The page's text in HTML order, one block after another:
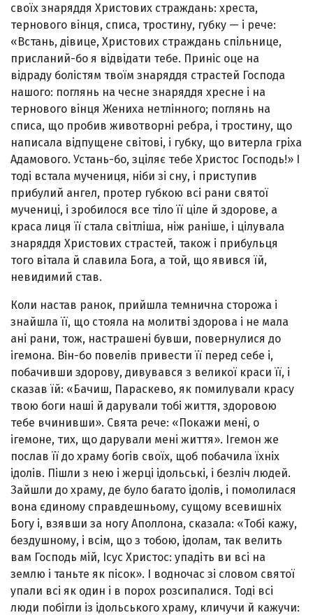
своїх знаряддя Христових страж­дань: хреста,
тернового вінця, списа, тростину, губку — і рече:
«Встань, дівице, Христових страждань спільнице,
присланий-бо я відвідати тебе. Приніс оце на
відраду болістям твоїм знаряддя страстей Господа
нашого: по­глянь на чесне знаряддя хресне і на
тернового вінця Жениха нетлінного; поглянь на
списа, що пробив живо­творні ребра, і тростину, що
написала відпущене світові, і губку, що витерла гріха
Адамового. Устань-бо, зціляє тебе Христос Господь!» І
тоді встала мучениця, ніби зі сну, і приступив
прибулий ангел, протер губкою всі ра­ни святої
мучениці, і зробилося все тіло її ціле й здорове, а
краса лиця її стала світліша, ніж раніше, і цілувала
зна­ряддя Христових страстей, також і прибульця
того вітала й славила Бога, а той, що явився їй,
невидимий став.
Коли настав ранок, прийшла темнична сторожа і
знайшла її, що стояла на молитві здорова і не мала
ані рани, тож, настрашені бувши, повернулися до
ігемона. Він-бо повелів привести її перед себе і,
побачивши здо­рову, дивувався з великої краси її, і
сказав їй: «Бачиш, Параскево, як помилували красу
твою боги наші й дару­вали тобі життя, здоровою
тебе вчинивши». Свята рече: «Покажи мені, о
ігемоне, тих, що дарували мені життя». Ігемон же
послав її до храму богів своїх, щоб побачила їхніх
ідолів. Пішли з нею і жерці ідольські, і безліч лю­дей.
Зайшли до храму, де було багато ідолів, і помоли­лася
вона єдиному справдешньому, сущому всевишніх
Богу і, взявши за ногу Аполлона, сказала: «Тобі кажу,
бездушному, і всім, що з тобою, ідолам, так велить
вам Господь мій, Ісус Христос: упадіть ви всі на
землю і таньте як пісок». І водночас зі словом святої
упали всі як один і в порох розсипалися. Тоді всі
люди побігли із ідольського храму, кличучи й кажучи: